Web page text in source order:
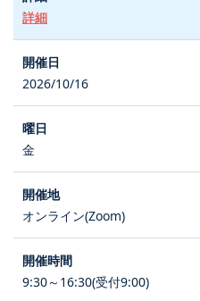
詳細
2026/10/16
金
オンライン(Zoom)
9:30～16:30(受付9:00)